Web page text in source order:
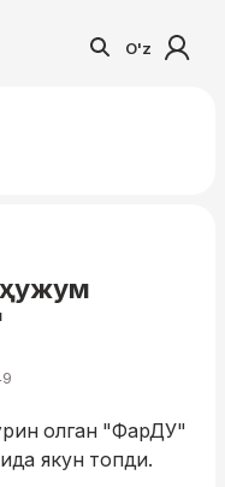
O'z
ҳужум
олган "ФарДУ"
якун топди.